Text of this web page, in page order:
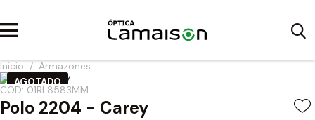
Inicio / Armazones
¡NUEVO!
AGOTADO
COD: 01RL8583MM
Polo 2204 - Carey